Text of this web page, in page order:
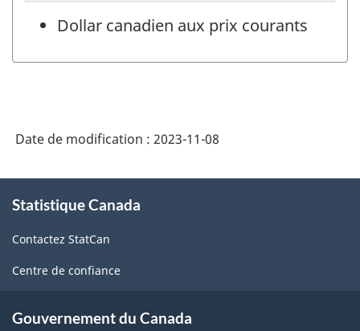
Dollar canadien aux prix courants
Date de modification : 2023-11-08
propos
ce
site
Statistique Canada
Contactez StatCan
Centre de confiance
Gouvernement du Canada